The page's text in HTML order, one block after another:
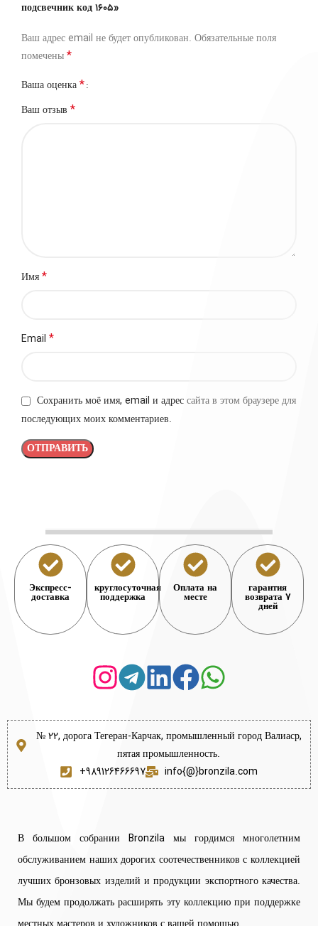
подсвечник код 1605»
Ваш адрес email не будет опубликован. Обязательные поля
помечены*
Ваша оценка*
Ваш отзыв *
Имя*
Email *
Сохранить моё имя, email и адрес сайта в этом браузере для
последующих моих комментариев.
Экспресс-
доставка
круглосуточная
поддержка
Оплата на
месте
гарантия
возврата 7
дней
№ 22, дорога Тегеран-Карчак, промышленный город Валиаср,
пятая промышленность.
+989126466697
info{@}bronzila.com
В большом собрании Bronzila мы гордимся многолетним
обслуживанием наших дорогих соотечественников с коллекцией
лучших бронзовых изделий и продукции экспортного качества.
Мы будем продолжать расширять эту коллекцию при поддержке